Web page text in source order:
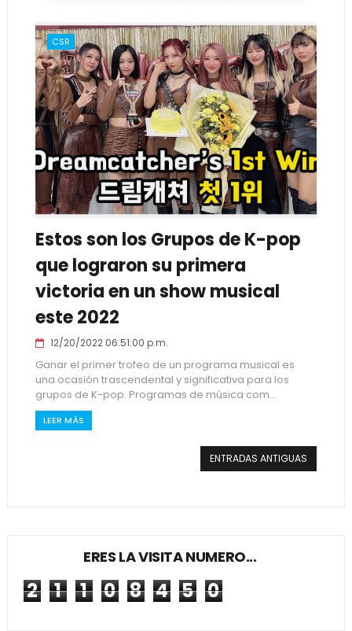
CSR
Estos son los Grupos de K-pop
que lograron su primera
victoria en un show musical
este 2022
12/20/2022 06:51:00 p.m.
Ganar el primer trofeo de un programa musical es
una ocasión trascendental y significativa para los
grupos de K-pop. Programas de música com...
LEER MÁS
ENTRADAS ANTIGUAS
ERES LA VISITA NUMERO...
2 1 1 0 8 4 5 0